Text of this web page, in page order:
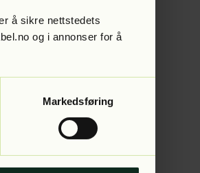
å sikre nettstedets
og i annonser for å
Markedsføring